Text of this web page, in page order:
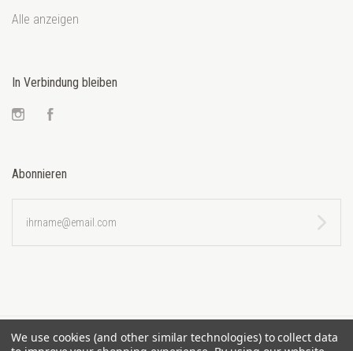
Alle anzeigen
In Verbindung bleiben
Instagram
Abonnieren
We use cookies (and other similar technologies) to collect data